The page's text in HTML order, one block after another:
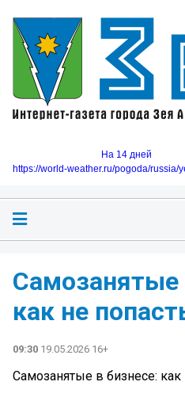
На 14 дней
https://world-weather.ru/pogoda/russia/
Самозанятые
как не
09:30 19.05.2026 16+
Самозанятые в бизнесе: